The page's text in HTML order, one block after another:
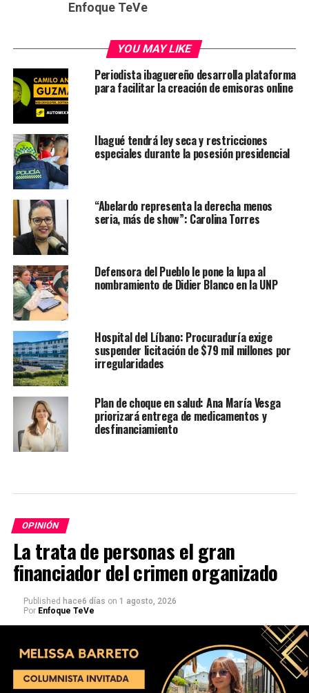
Enfoque TeVe
YOU MAY LIKE
Periodista ibaguereño desarrolla plataforma
para facilitar la creación de emisoras online
Ibagué tendrá ley seca y restricciones
especiales durante la posesión presidencial
“Abelardo representa la derecha menos
seria, más de show”: Carolina Torres
Defensora del Pueblo le pone la lupa al
nombramiento de Didier Blanco en la UNP
Hospital del Líbano: Procuraduría exige
suspender licitación de $79 mil millones por
irregularidades
Plan de choque en salud: Ana María Vesga
priorizará entrega de medicamentos y
desfinanciamiento
OPINIÓN
La trata de personas el gran
financiador del crimen organizado
Published hace6 días on 1 agosto, 2026
Por Enfoque TeVe